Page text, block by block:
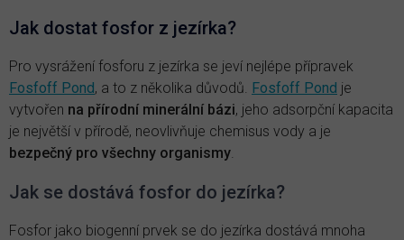
Jak dostat fosfor z jezírka?
Pro vysrážení fosforu z jezírka se jeví nejlépe přípravek
Fosfoff Pond, a to z několika důvodů. Fosfoff Pond je
vytvořen na přírodní minerální bázi, jeho adsorpční kapacita
je největší v přírodě, neovlivňuje chemisus vody a je
bezpečný pro všechny organismy.
Jak se dostává fosfor do jezírka?
Fosfor jako biogenní prvek se do jezírka dostává mnoha